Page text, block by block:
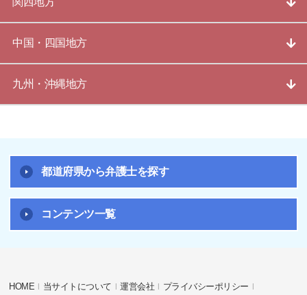
中国・四国地方
九州・沖縄地方
都道府県から弁護士を探す
コンテンツ一覧
HOME 当サイトについて 運営会社 プライバシーポリシー